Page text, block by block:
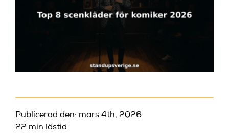
Vanliga frågor
Publicerad den: mars 4th, 2026
22 min lästid